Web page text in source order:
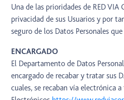
Una de las prioridades de RED VIA
privacidad de sus Usuarios y por
seguro de los Datos Personales
ENCARGADO
El Departamento de Datos
encargado de recabar y tratar sus
cuales, se recaban vía electrónica